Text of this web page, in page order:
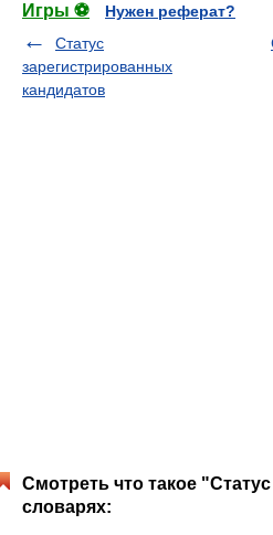
Игры ⚽
Нужен реферат?
Статус
зарегистрированных
кандидатов
Смотреть что такое
словарях: